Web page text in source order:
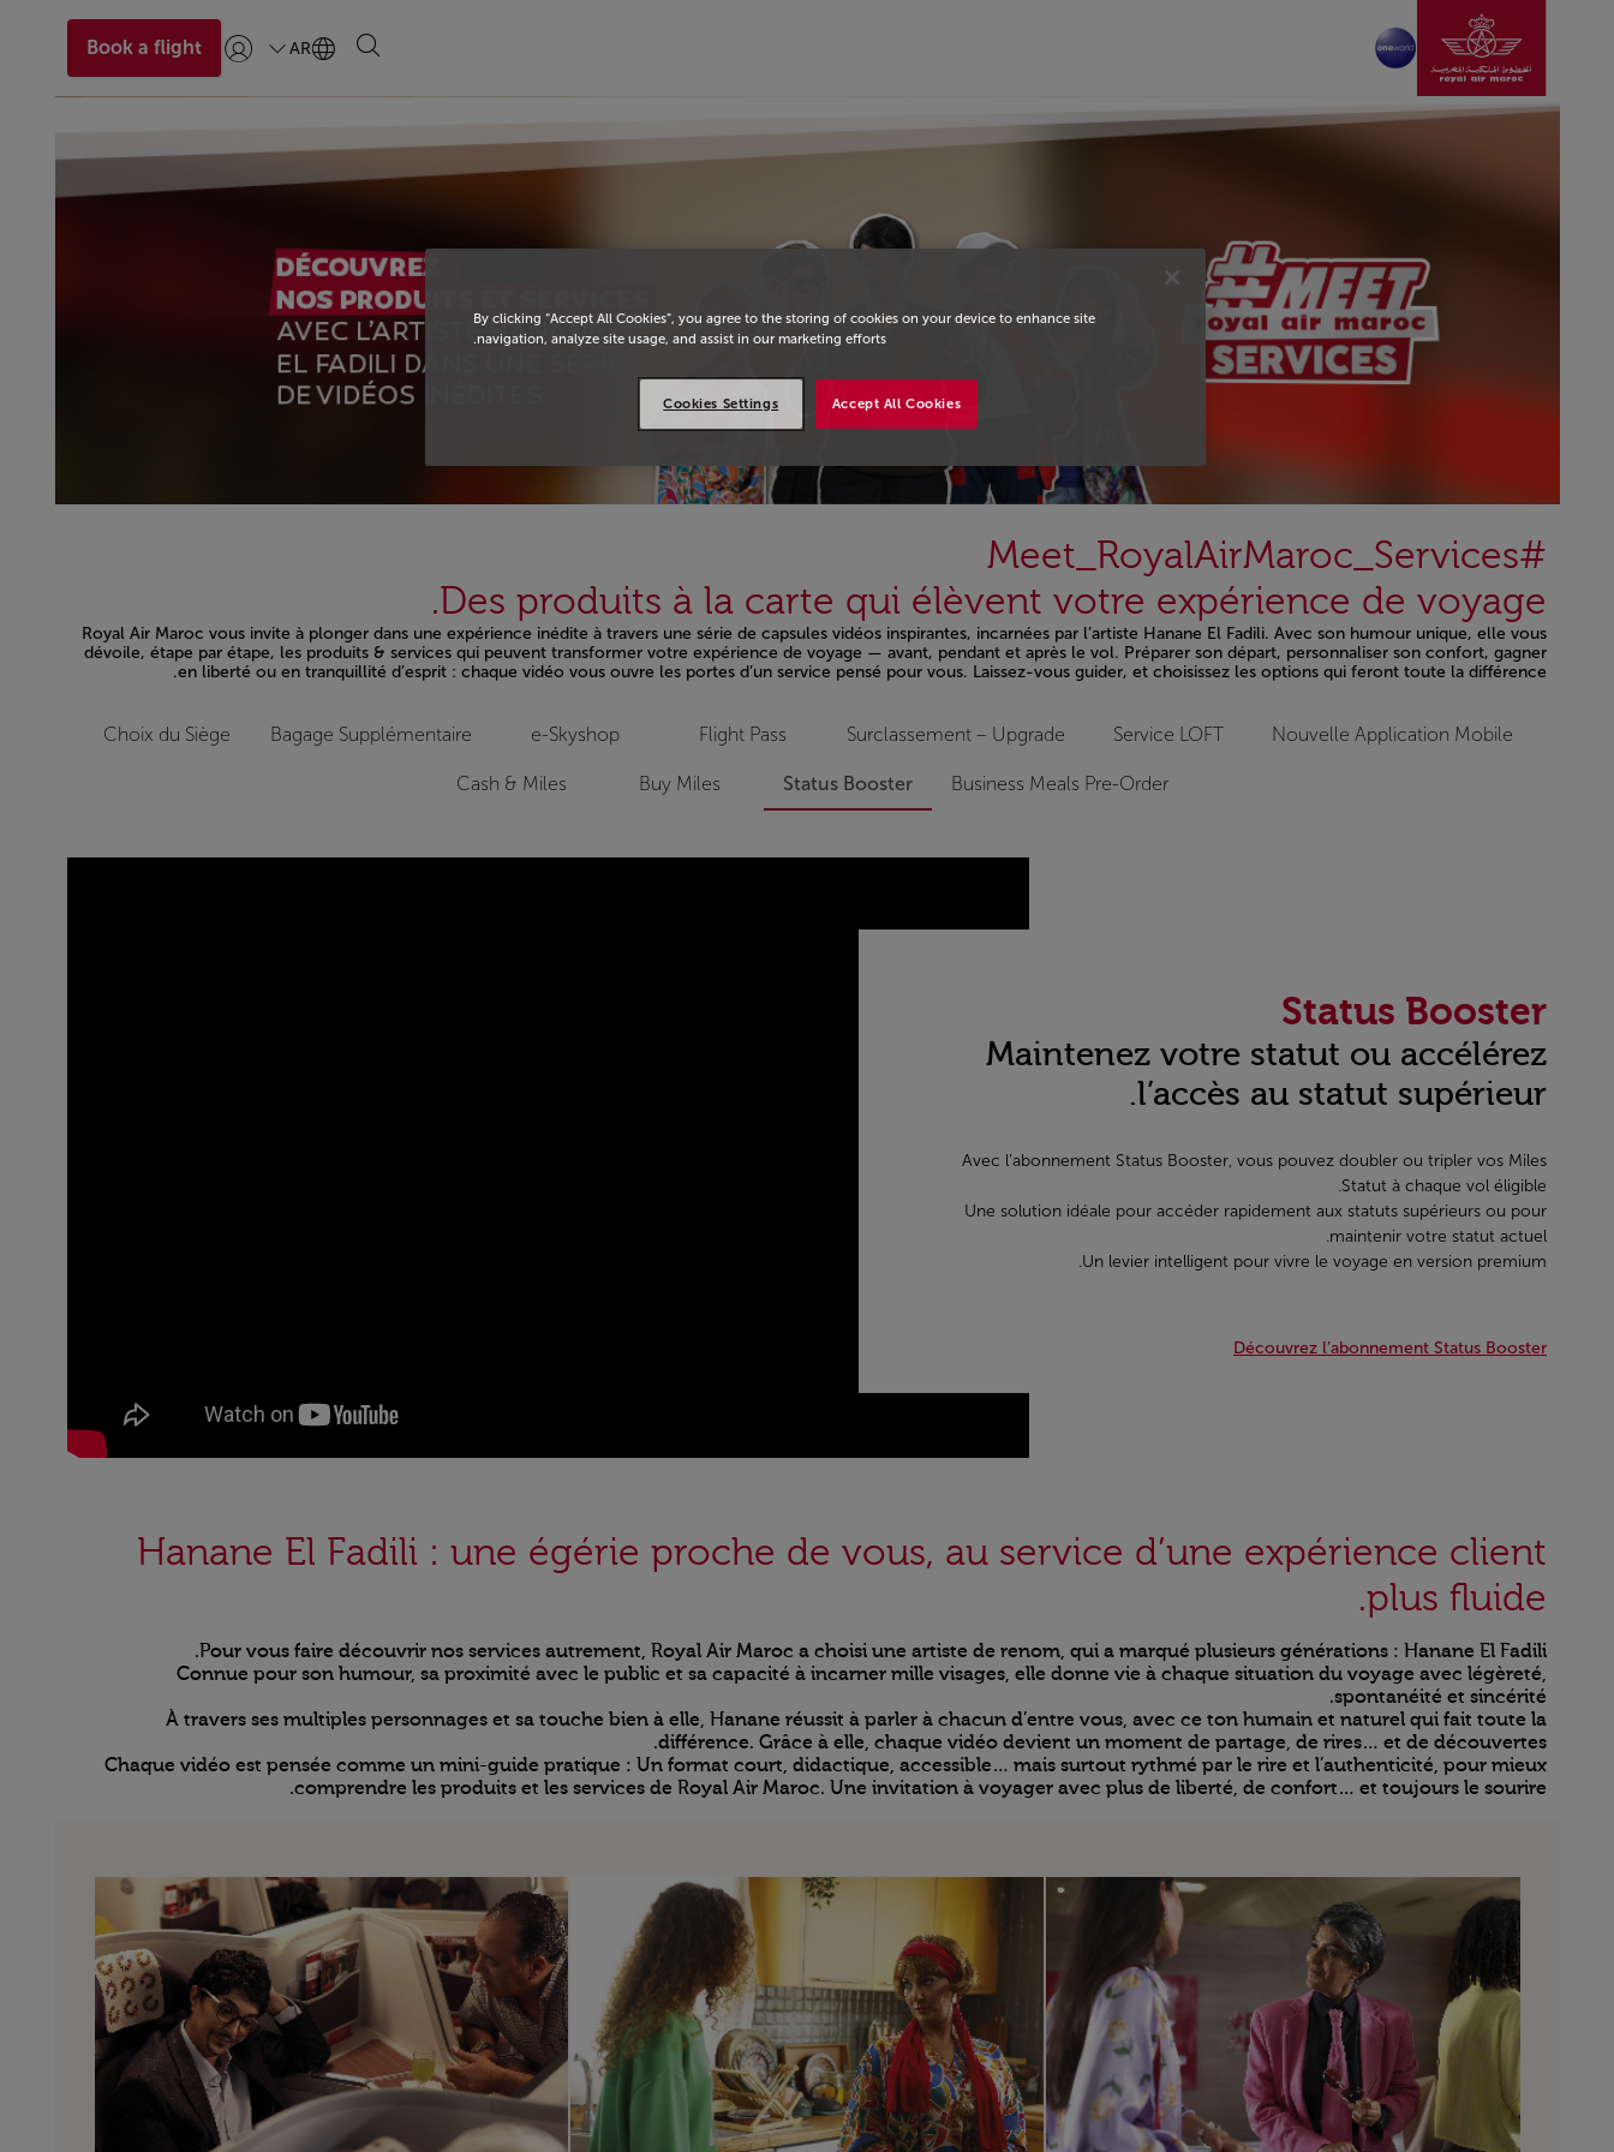
تخطي إلى المحتوى الرئيسي
انتقل إلى الصفحة الرئيسية AR تسجيل الدخول | انضم)
Book a flight
#Meet_RoyalAirMaroc_Services
Des produits à la carte qui élèvent votre expérience de voyage.
Royal Air Maroc vous invite à plonger dans une expérience inédite à travers une série de capsules vidéos inspirantes, incarnées par l’artiste Hanane El Fadili. Avec son humour unique, elle vous
dévoile, étape par étape, les produits & services qui peuvent transformer votre expérience de voyage — avant, pendant et après le vol. Préparer son départ, personnaliser son confort, gagner
en liberté ou en tranquillité d’esprit : chaque vidéo vous ouvre les portes d’un service pensé pour vous. Laissez-vous guider, et choisissez les options qui feront toute la différence.
Nouvelle Application Mobile
Service LOFT
Surclassement – Upgrade
Flight Pass
e-Skyshop
Bagage Supplémentaire
Choix du Siège
Business Meals Pre-Order
Status Booster
Buy Miles
Cash & Miles
Status Booster
Maintenez votre statut ou accélérez
l’accès au statut supérieur.
Avec l’abonnement Status Booster, vous pouvez doubler ou tripler vos Miles
Statut à chaque vol éligible.
Une solution idéale pour accéder rapidement aux statuts supérieurs ou pour
maintenir votre statut actuel.
Un levier intelligent pour vivre le voyage en version premium.
Découvrez l’abonnement Status Booster
Hanane El Fadili : une égérie proche de vous, au service d’une expérience client
plus fluide.
Pour vous faire découvrir nos services autrement, Royal Air Maroc a choisi une artiste de renom, qui a marqué plusieurs générations : Hanane El Fadili.
Connue pour son humour, sa proximité avec le public et sa capacité à incarner mille visages, elle donne vie à chaque situation du voyage avec légèreté,
spontanéité et sincérité.
À travers ses multiples personnages et sa touche bien à elle, Hanane réussit à parler à chacun d’entre vous, avec ce ton humain et naturel qui fait toute la
différence. Grâce à elle, chaque vidéo devient un moment de partage, de rires… et de découvertes.
Chaque vidéo est pensée comme un mini-guide pratique : Un format court, didactique, accessible… mais surtout rythmé par le rire et l’authenticité, pour mieux
comprendre les produits et les services de Royal Air Maroc. Une invitation à voyager avec plus de liberté, de confort… et toujours le sourire.
By clicking “Accept All Cookies”, you agree to the storing of cookies on your device to enhance site
navigation, analyze site usage, and assist in our marketing efforts.
Accept All Cookies
Cookies Settings